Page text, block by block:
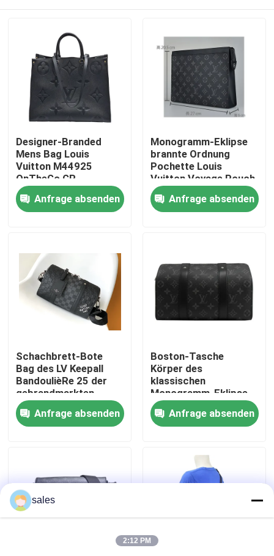
Haus
Videos
Über uns
Fabrik-Ausflug
Qualitätskontrolle
Fälle
Designer-Branded
Mens Bag Louis
Vuitton M44925
OnTheGo GR.-
Monogramm
Anfrage absenden
Monogramm-Eklipse
brannte Ordnung
Pochette Louis
Vuitton Voyage Pouch
Canvas die Tasche der
Männer ein
Anfrage absenden
Schachbrett-Bote
Bag des LV Keepall
BandoulièRe 25 der
gebrandmarkten
Männer
Anfrage absenden
Boston-Tasche
Körper des
klassischen
Monogramm-Eklipse
LV-STADT KEEPALL
Taschen-
Jacquardwebstuhl-
Anfrage absenden
sales
2:12 PM